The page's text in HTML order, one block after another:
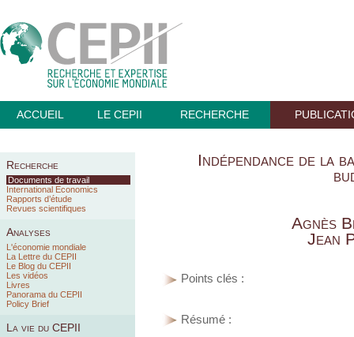
ACCUEIL LE CEPII RECHERCHE
Recherche
Documents de travail
International Economics
Rapports d’étude
Revues scientifiques
Analyses
L'économie mondiale
La Lettre du CEPII
Le Blog du CEPII
Les vidéos
Livres
Panorama du CEPII
Policy Brief
La vie du CEPII
Indépendance de la
Agnès
Jean
Points clés :
Résumé :